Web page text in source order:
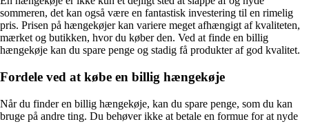
sommeren, det kan også være en fantastisk investering til en rimelig
pris. Prisen på hængekøjer kan variere meget afhængigt af kvaliteten,
mærket og butikken, hvor du køber den. Ved at finde en billig
hængekøje kan du spare penge og stadig få produkter af god kvalitet.
Fordele ved at købe en billig hængekøje
Når du finder en billig hængekøje, kan du spare penge, som du kan
bruge på andre ting. Du behøver ikke at betale en formue for at nyde